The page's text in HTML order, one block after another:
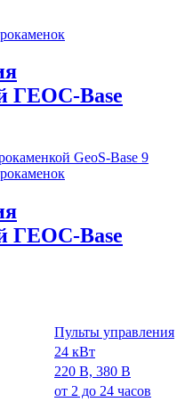
ГЕОС-Base
ГЕОС-Base
Пульты управления
24 кВт
220 В, 380 В
от 2 до 24 часов